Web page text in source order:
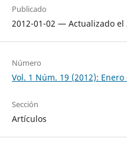
Publicado
2012-01-02 — Actualizado el
Número
Vol. 1 Núm. 19 (2012): Enero
Sección
Artículos